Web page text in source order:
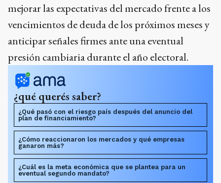
mejorar las expectativas del mercado frente a los
vencimientos de deuda de los próximos meses y
anticipar señales firmes ante una eventual
presión cambiaria durante el año electoral.
¿qué querés saber?
¿Qué pasó con el riesgo país después del anuncio del
plan de financiamiento?
¿Cómo reaccionaron los mercados y qué empresas
ganaron más?
¿Cuál es la meta económica que se plantea para un
eventual segundo mandato?